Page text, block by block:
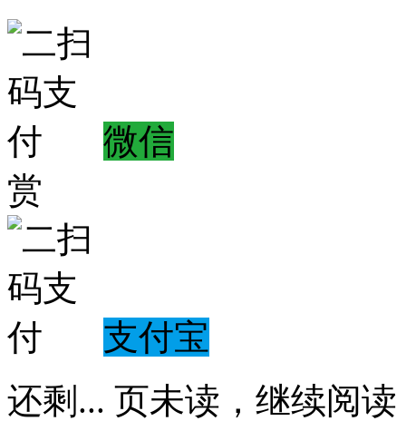
微信
赏
支付宝
还剩 ... 页未读， 继续阅读